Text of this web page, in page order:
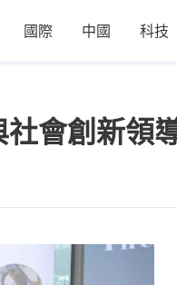
國際 中國 科技
會創新領